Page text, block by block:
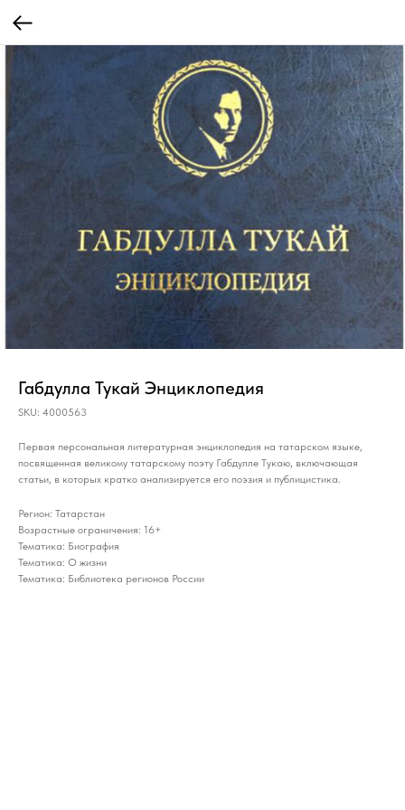
Габдулла Тукай Энциклопедия
SKU: 4000563
Первая персональная литературная энциклопедия на татарском языке,
посвященная великому татарскому поэту Габдулле Тукаю, включающая
статьи, в которых кратко анализируется его поэзия и публицистика.
Регион: Татарстан
Возрастные ограничения: 16+
Тематика: Биография
Тематика: О жизни
Тематика: Библиотека регионов России